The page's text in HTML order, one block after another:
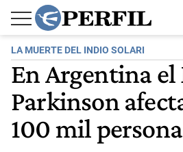
LA MUERTE DEL INDIO SOLARI
En Argentina el
Parkinson
100 mil